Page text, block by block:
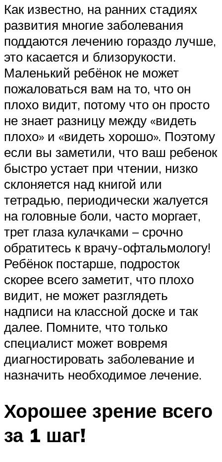
Как известно, на ранних стадиях
развития многие заболевания
поддаются лечению гораздо лучше,
это касается и близорукости.
Маленький ребёнок не может
пожаловаться вам на то, что он
плохо видит, потому что он просто
не знает разницу между «видеть
плохо» и «видеть хорошо». Поэтому
если вы заметили, что ваш ребенок
быстро устает при чтении, низко
склоняется над книгой или
тетрадью, периодически жалуется
на головные боли, часто моргает,
трет глаза кулачками – срочно
обратитесь к врачу-офтальмологу!
Ребёнок постарше, подросток
скорее всего заметит, что плохо
видит, не может разглядеть
надписи на классной доске и так
далее. Помните, что только
специалист может вовремя
диагностировать заболевание и
назначить необходимое лечение.
Хорошее зрение всего
за 1 шаг!